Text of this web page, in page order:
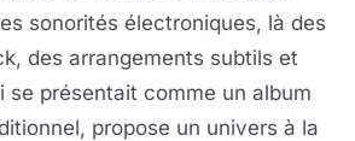
sonorités électroniques, là des
des arrangements subtils et
se présentait comme un album
propose un univers à la